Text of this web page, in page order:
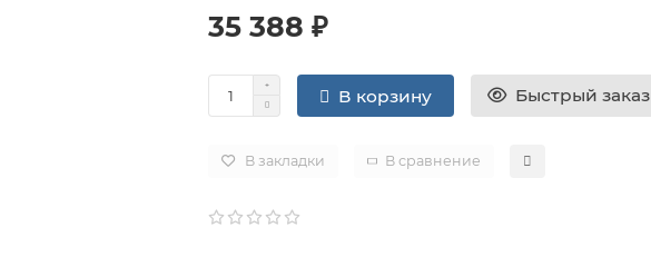
35 388 ₽
В корзину Быстрый заказ
В закладки В сравнение